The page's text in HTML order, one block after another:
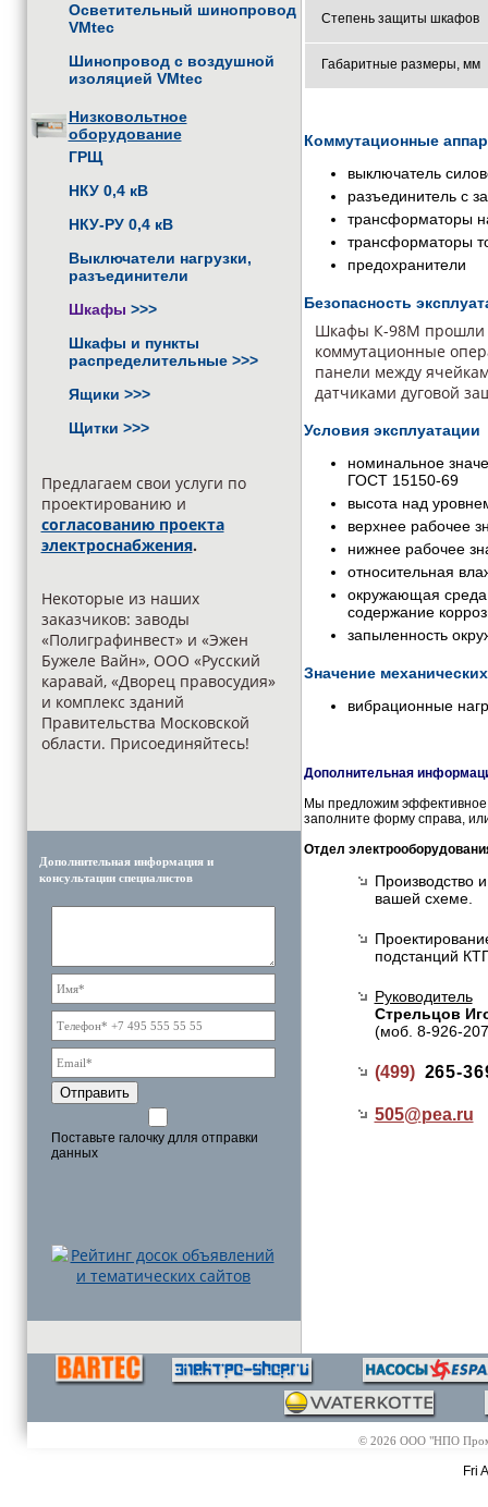
Осветительный шинопровод
VMtec
Шинопровод с воздушной
изоляцией VMtec
Низковольтное
оборудование
ГРЩ
НКУ 0,4 кВ
НКУ-РУ 0,4 кВ
Выключатели нагрузки,
разъединители
Шкафы >>>
Шкафы и пункты
распределительные >>>
Ящики >>>
Щитки >>>
Предлагаем свои услуги по
проектированию и
согласованию проекта
электроснабжения.
Некоторые из наших
заказчиков: заводы
«Полиграфинвест» и «Эжен
Бужеле Вайн», ООО «Русский
каравай, «Дворец правосудия»
и комплекс зданий
Правительства Московской
области. Присоединяйтесь!
Дополнительная информация и
консультации специалистов
Отправить
Поставьте галочку длля отправки
данных
Степень защиты шкафов
Габаритные размеры, мм
Коммутационные
выключатель
разъединитель с
трансформаторы
трансформаторы
предохранители
Безопасность
Шкафы К-98М прошли
коммутационные
панели между
датчиками дуговой
Условия эксплуатации
номинальное
ГОСТ 15150-69
высота над
верхнее рабочее
нижнее рабочее
относительная
окружающая
содержание
запыленность
Значение
вибрационные
Дополнительная
Мы предложим эффективное
заполните форму справа,
Отдел
Производство
вашей схеме.
подстанций
Руководитель
Стрельцов
(моб. 8-926-
(499) 265-
505@pea.ru
© 2026 ООО "НПО
Fri